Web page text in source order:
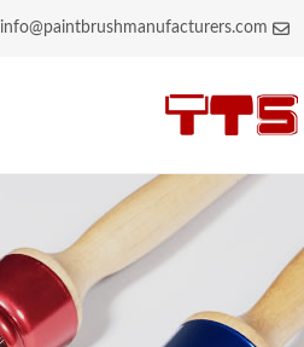
info@paintbrushmanufacturers.com